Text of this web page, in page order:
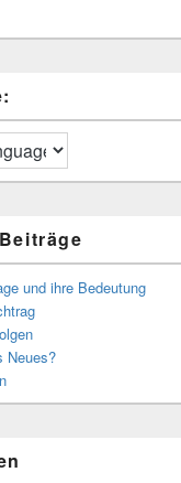
und ihre Bedeutung
Neues?